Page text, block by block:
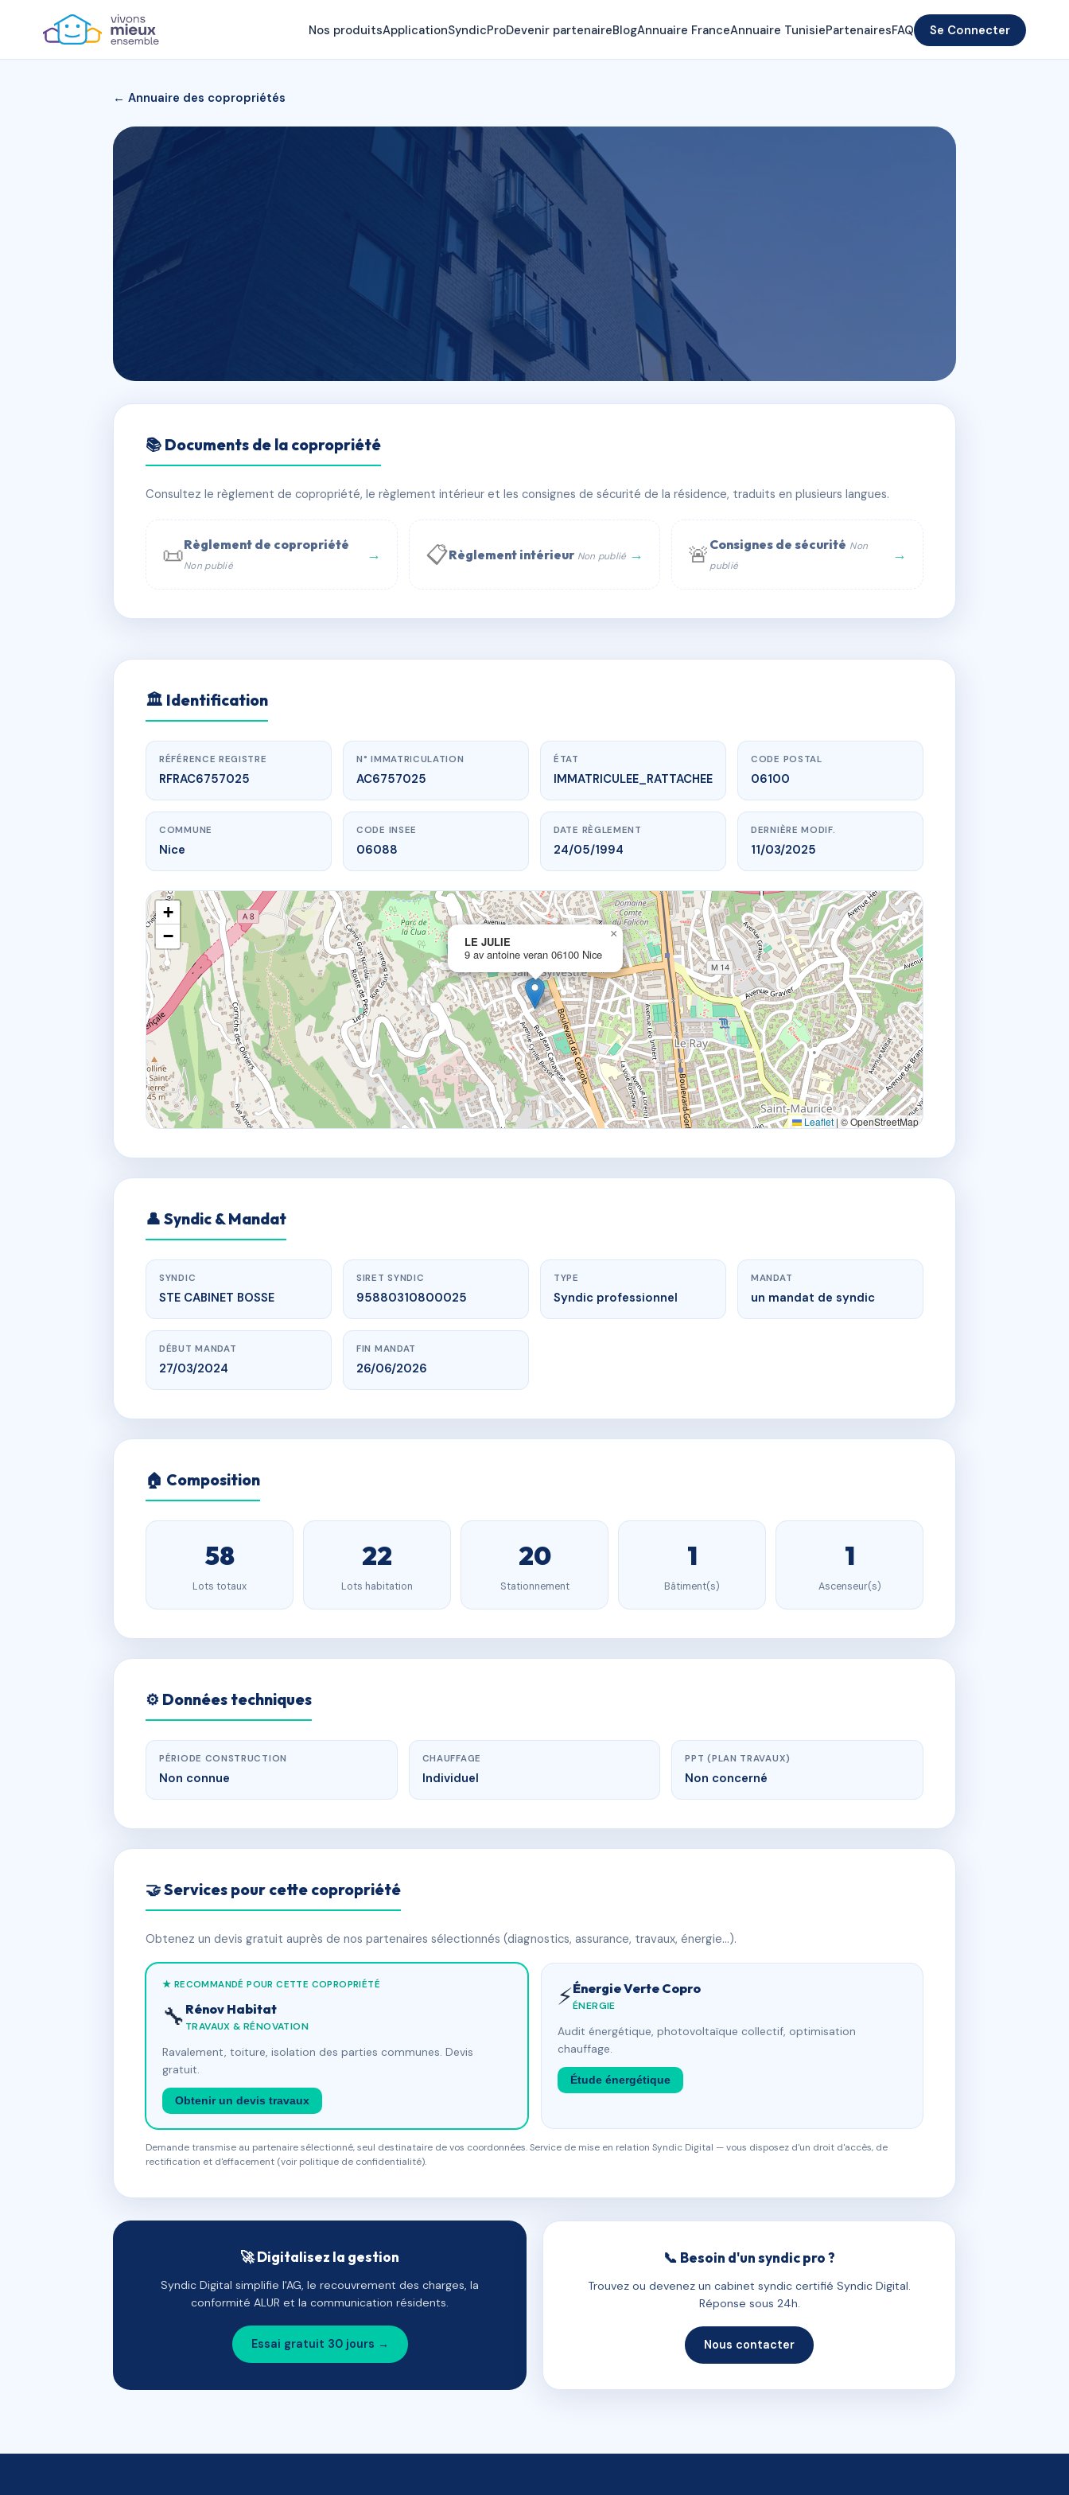
Nos produitsApplicationSyndicProDevenir partenaireBlogAnnuaire FranceAnnuaire TunisiePartenairesFAQ Se Connecter
← Annuaire des copropriétés
LE JULIE
📍 9 av antoine veran 06100 Nice
📞 Contacter Syndic Digital 💬 WhatsApp
📚 Documents de la copropriété
Consultez le règlement de copropriété, le règlement intérieur et les consignes de sécurité de la résidence, traduits en plusieurs langues.
📜Règlement de copropriété
Non publié
→ 📋Règlement intérieur Non publié → 🚨 Consignes de sécurité Non
publié
→
AC6757025 🇫🇷
www.vme.plus/AC6757025
LE JULIE
9 av antoine veran06100 Nice
🏛 Identification
RÉFÉRENCE REGISTRE
RFRAC6757025
N° IMMATRICULATION
AC6757025
ÉTAT
IMMATRICULEE_RATTACHEE
CODE POSTAL
06100
COMMUNE
Nice
CODE INSEE
06088
DATE RÈGLEMENT
24/05/1994
DERNIÈRE MODIF.
11/03/2025
LE JULIE
9 av antoine veran 06100 Nice
×
+
−
Leaflet | © OpenStreetMap
👤 Syndic & Mandat
SYNDIC
STE CABINET BOSSE
SIRET SYNDIC
95880310800025
TYPE
Syndic professionnel
MANDAT
un mandat de syndic
DÉBUT MANDAT
27/03/2024
FIN MANDAT
26/06/2026
🏠 Composition
58
Lots totaux
22
Lots habitation
20
Stationnement
1
Bâtiment(s)
1
Ascenseur(s)
⚙️ Données techniques
PÉRIODE CONSTRUCTION
Non connue
CHAUFFAGE
Individuel
PPT (PLAN TRAVAUX)
Non concerné
🤝 Services pour cette copropriété
Obtenez un devis gratuit auprès de nos partenaires sélectionnés (diagnostics, assurance, travaux, énergie…).
★ RECOMMANDÉ POUR CETTE COPROPRIÉTÉ
🔧 Rénov Habitat
TRAVAUX & RÉNOVATION
Ravalement, toiture, isolation des parties communes. Devis
gratuit.
Obtenir un devis travaux
⚡Énergie Verte Copro
ÉNERGIE
Audit énergétique, photovoltaïque collectif, optimisation
chauffage.
Étude énergétique
Demande transmise au partenaire sélectionné, seul destinataire de vos coordonnées. Service de mise en relation Syndic Digital — vous disposez d'un droit d'accès, de
rectification et d'effacement (voir politique de confidentialité).
🚀 Digitalisez la gestion
Syndic Digital simplifie l'AG, le recouvrement des charges, la
conformité ALUR et la communication résidents.
Essai gratuit 30 jours →
📞 Besoin d'un syndic pro ?
Trouvez ou devenez un cabinet syndic certifié Syndic Digital.
Réponse sous 24h.
Nous contacter